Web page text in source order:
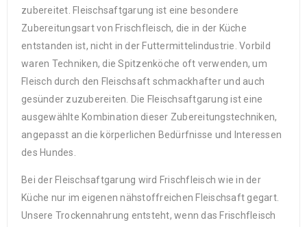
zubereitet. Fleischsaftgarung ist eine besondere
Zubereitungsart von Frischfleisch, die in der Küche
entstanden ist, nicht in der Futtermittelindustrie. Vorbild
waren Techniken, die Spitzenköche oft verwenden, um
Fleisch durch den Fleischsaft schmackhafter und auch
gesünder zuzubereiten. Die Fleischsaftgarung ist eine
ausgewählte Kombination dieser Zubereitungstechniken,
angepasst an die körperlichen Bedürfnisse und Interessen
des Hundes.
Bei der Fleischsaftgarung wird Frischfleisch wie in der
Küche nur im eigenen nähstoffreichen Fleischsaft gegart.
Unsere Trockennahrung entsteht, wenn das Frischfleisch